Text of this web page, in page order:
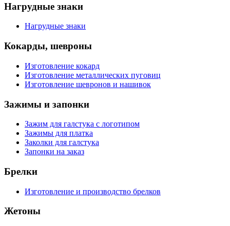
Нагрудные знаки
Нагрудные знаки
Кокарды, шевроны
Изготовление кокард
Изготовление металлических пуговиц
Изготовление шевронов и нашивок
Зажимы и запонки
Зажим для галстука с логотипом
Зажимы для платка
Заколки для галстука
Запонки на заказ
Брелки
Изготовление и производство брелков
Жетоны